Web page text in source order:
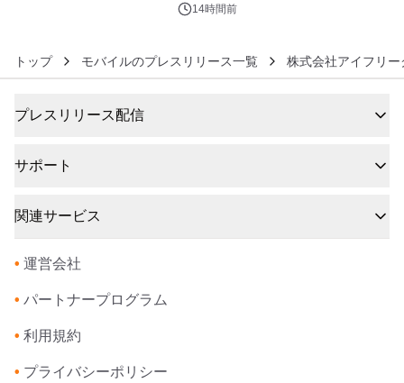
るパッケージ～ 9月1日(火)秋田県内で
14時間前
トップ モバイルのプレスリリース一覧 株式会社アイフリー
プレスリリース配信
サポート
関連サービス
• 運営会社
• パートナープログラム
• 利用規約
• プライバシーポリシー